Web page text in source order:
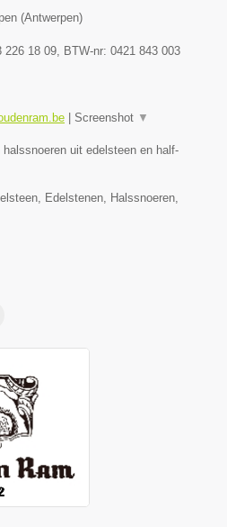
(Antwerpen)
226 18 09, BTW-nr: 0421 843 003
Screenshot ▼
uit edelsteen en half-
Edelstenen, Halssnoeren,